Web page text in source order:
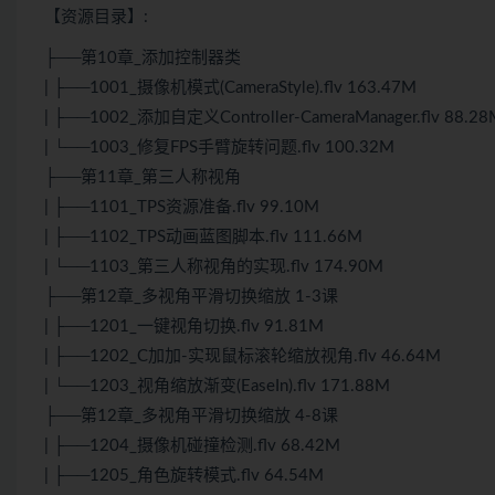
【资源目录】:
├──第10章_添加控制器类
| ├──1001_摄像机模式(CameraStyle).flv 163.47M
| ├──1002_添加自定义Controller-CameraManager.flv
| └──1003_修复FPS手臂旋转问题.flv 100.32M
├──第11章_第三人称视角
| ├──1101_TPS资源准备.flv 99.10M
| ├──1102_TPS动画蓝图脚本.flv 111.66M
| └──1103_第三人称视角的实现.flv 174.90M
├──第12章_多视角平滑切换缩放 1-3课
| ├──1201_一键视角切换.flv 91.81M
| ├──1202_C加加-实现鼠标滚轮缩放视角.flv 46.64M
| └──1203_视角缩放渐变(EaseIn).flv 171.88M
├──第12章_多视角平滑切换缩放 4-8课
| ├──1204_摄像机碰撞检测.flv 68.42M
| ├──1205_角色旋转模式.flv 64.54M